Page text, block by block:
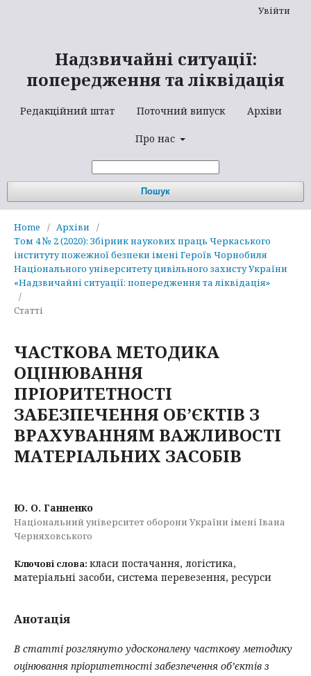
Надзвичайні ситуації:
попередження та ліквідація
Редакційний штат Поточний випуск Архіви
Про нас
Пошук
Увійти
Home / Архіви
/
Том 4 № 2 (2020): Збірник наукових праць Черкаського
інституту пожежної безпеки імені Героїв Чорнобиля
Національного університету цивільного захисту України
«Надзвичайні ситуації: попередження та ліквідація»
/
Статті
ЧАСТКОВА МЕТОДИКА
ОЦІНЮВАННЯ
ПРІОРИТЕТНОСТІ
ЗАБЕЗПЕЧЕННЯ ОБ’ЄКТІВ З
ВРАХУВАННЯМ ВАЖЛИВОСТІ
МАТЕРІАЛЬНИХ ЗАСОБІВ
Ю. О. Ганненко
Національний університет оборони України імені Івана
Черняховського
Ключові слова: класи постачання, логістика,
матеріальні засоби, система перевезення, ресурси
Анотація
В статті розглянуто удосконалену часткову методику
оцінювання пріоритетності забезпечення об’єктів з